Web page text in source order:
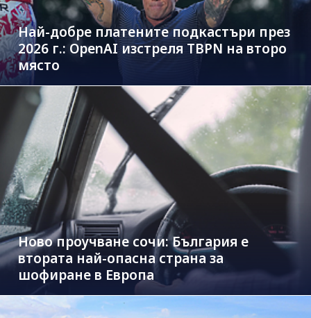
Най-добре платените подкастъри през
2026 г.: OpenAI изстреля TBPN на второ
място
Ново проучване сочи: България е
втората най-опасна страна за
шофиране в Европа